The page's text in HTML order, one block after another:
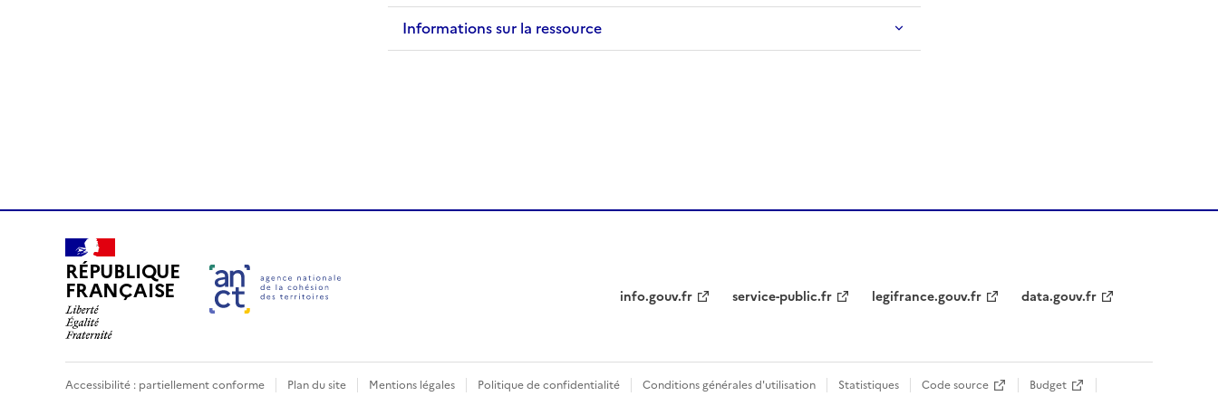
C
P
x
h
d
c
Informations sur la ressource
RÉPUBLIQUE
FRANÇAISE info.gouv.fr service-public.fr legifrance.gouv.fr data.gouv.fr
Accessibilité : partiellement conforme Plan du site Mentions légales Politique de confidentialité Conditions générales d'utilisation Statistiques Code source Budget